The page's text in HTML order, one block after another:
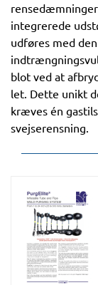
integrerede
udføres med
blot ved at
let. Dette unikt
kræves én
svejserensning.